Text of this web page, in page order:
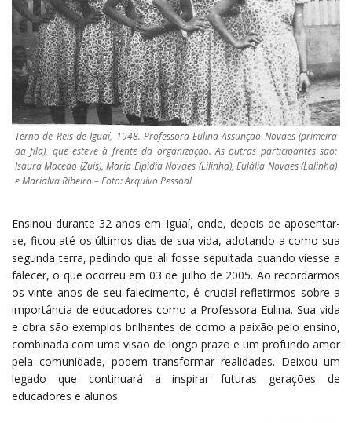
Terno de Reis de Iguaí, 1948. Professora Eulina Assunção Novaes (primeira
da fila), que esteve à frente da organização. As outras participantes são:
Isaura Macedo (Zuis), Maria Elpídia Novaes (Lilinha), Eulália Novaes (Lalinha)
e Marialva Ribeiro – Foto: Arquivo Pessoal
Ensinou durante 32 anos em Iguaí, onde, depois de aposentar-
se, ficou até os últimos dias de sua vida, adotando-a como sua
segunda terra, pedindo que ali fosse sepultada quando viesse a
falecer, o que ocorreu em 03 de julho de 2005. Ao recordarmos
os vinte anos de seu falecimento, é crucial refletirmos sobre a
importância de educadores como a Professora Eulina. Sua vida
e obra são exemplos brilhantes de como a paixão pelo ensino,
combinada com uma visão de longo prazo e um profundo amor
pela comunidade, podem transformar realidades. Deixou um
legado que continuará a inspirar futuras gerações de
educadores e alunos.